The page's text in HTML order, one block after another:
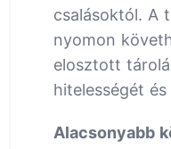
csalásoktól. A
nyomon
elosztott
hitelességét
Alacsonyabb